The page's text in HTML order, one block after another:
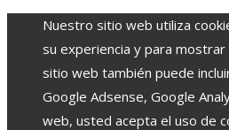
Nuestro sitio web utiliza
su experiencia y para
sitio web también puede
Google Adsense, Google
web, usted acepta el uso de